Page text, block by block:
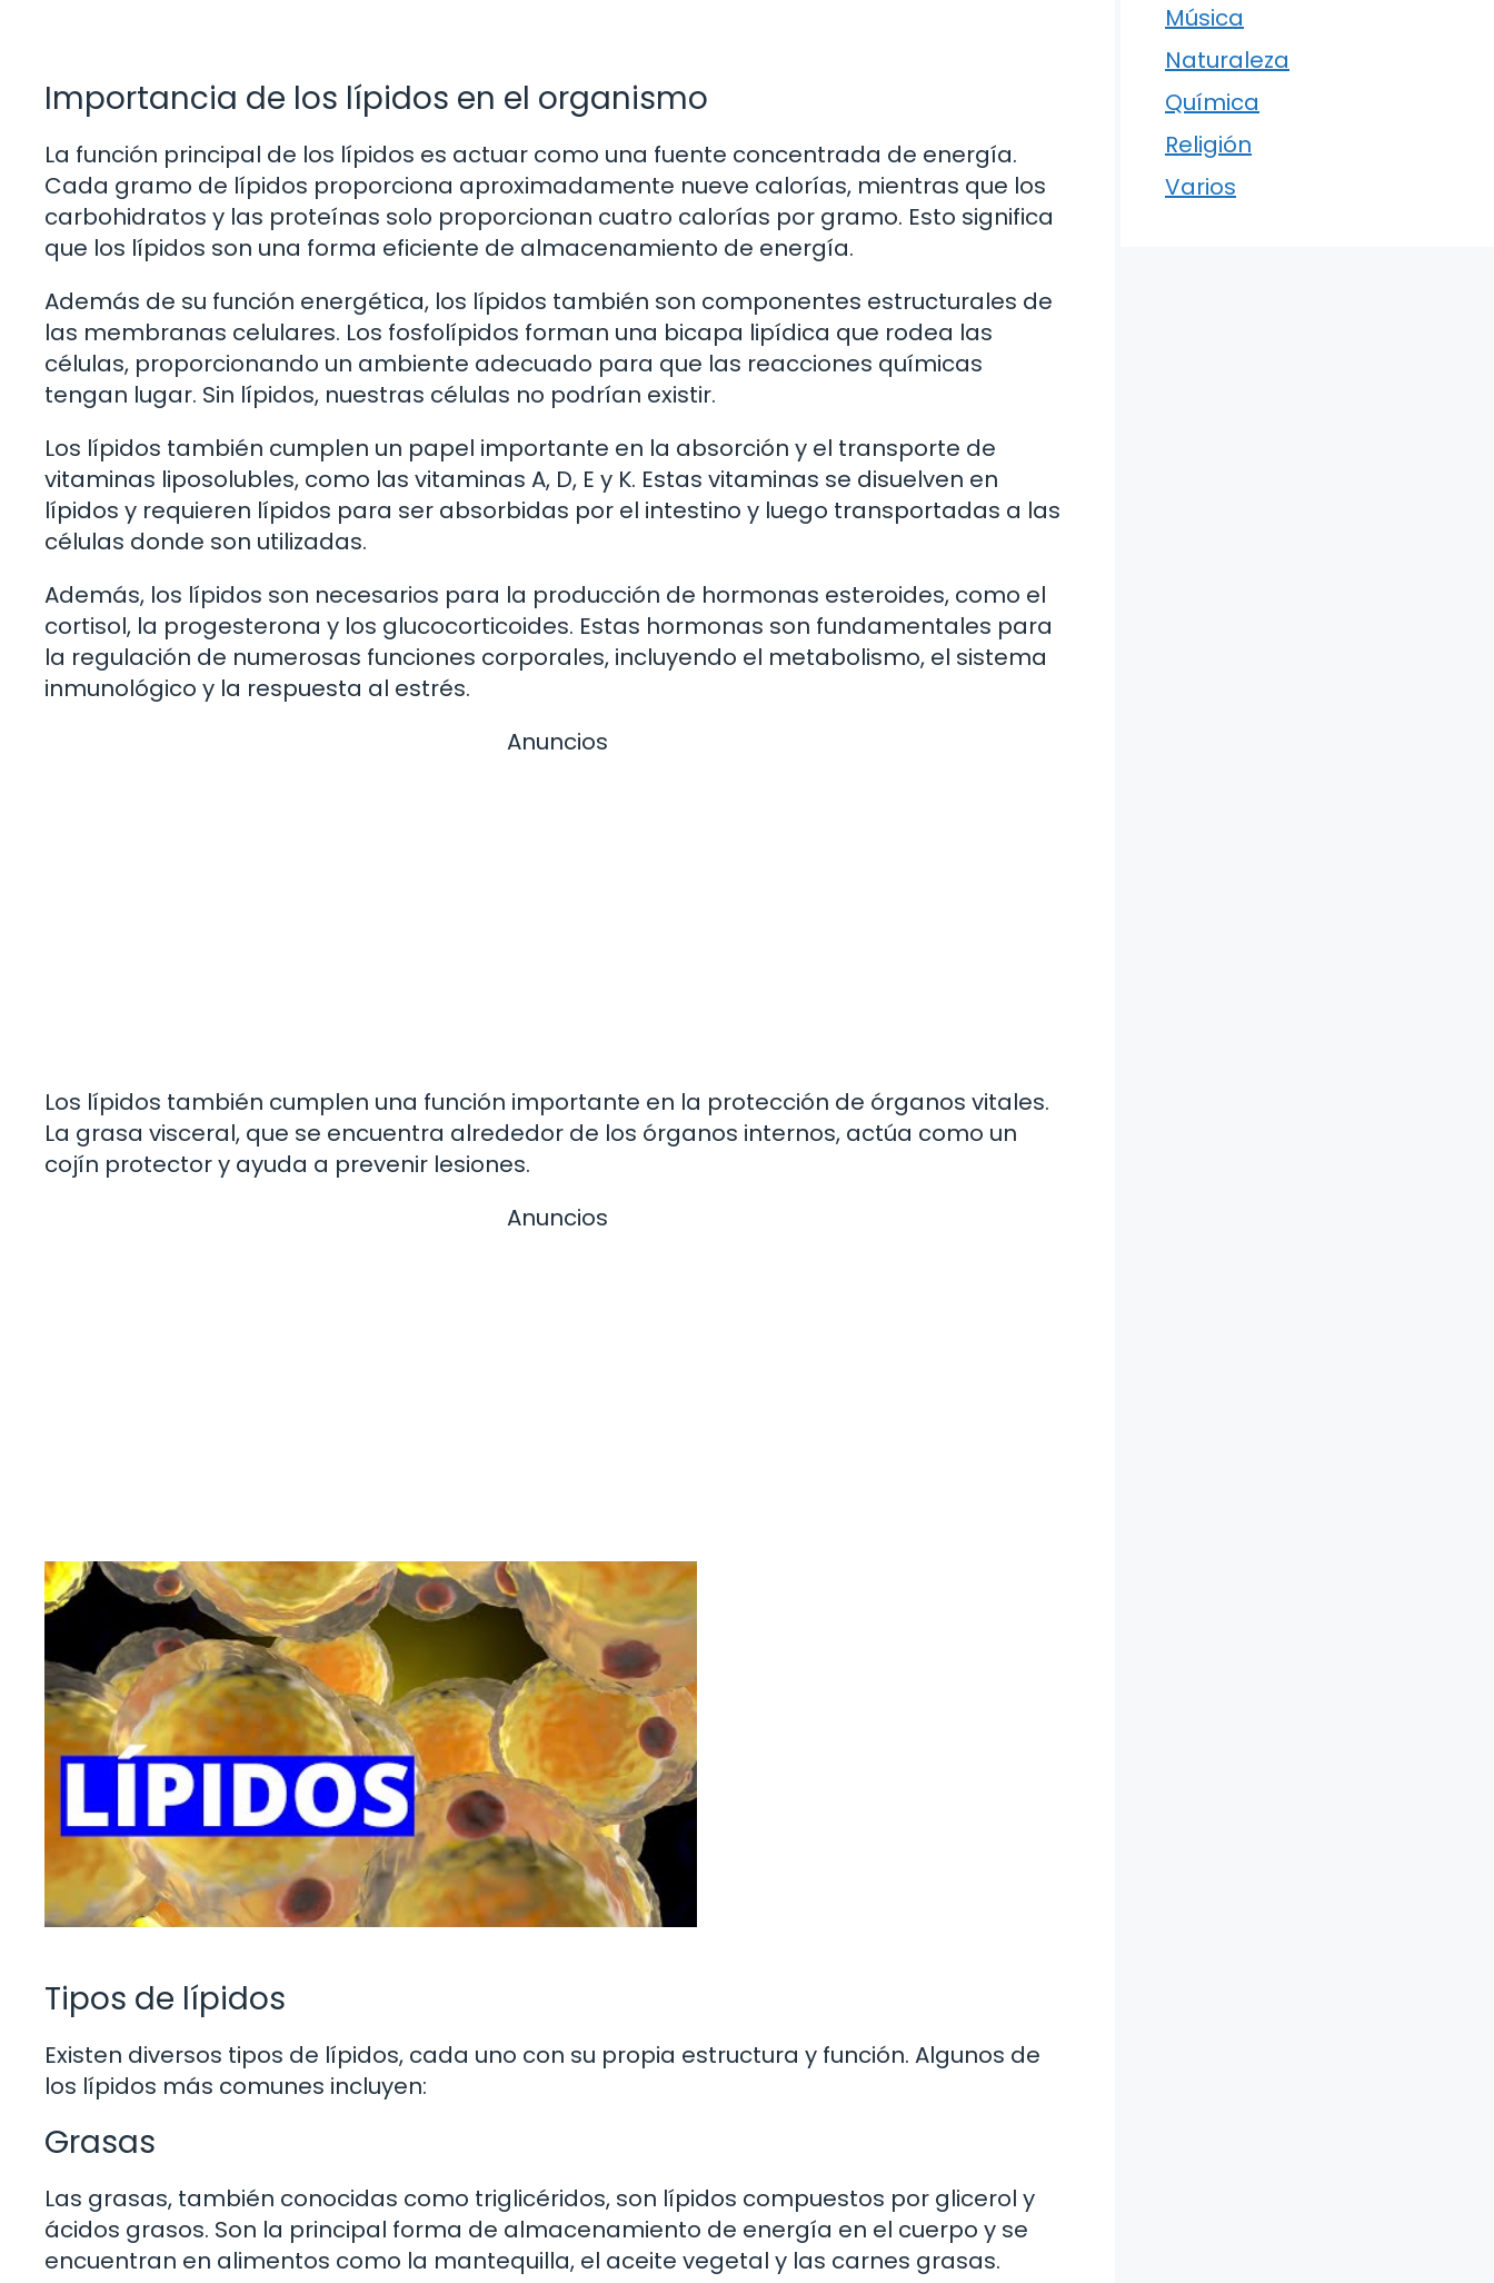
Importancia de los lípidos en el organismo
La función principal de los lípidos es actuar como una fuente concentrada de energía.
Cada gramo de lípidos proporciona aproximadamente nueve calorías, mientras que los
carbohidratos y las proteínas solo proporcionan cuatro calorías por gramo. Esto significa
que los lípidos son una forma eficiente de almacenamiento de energía.
Además de su función energética, los lípidos también son componentes estructurales de
las membranas celulares. Los fosfolípidos forman una bicapa lipídica que rodea las
células, proporcionando un ambiente adecuado para que las reacciones químicas
tengan lugar. Sin lípidos, nuestras células no podrían existir.
Los lípidos también cumplen un papel importante en la absorción y el transporte de
vitaminas liposolubles, como las vitaminas A, D, E y K. Estas vitaminas se disuelven en
lípidos y requieren lípidos para ser absorbidas por el intestino y luego transportadas a las
células donde son utilizadas.
Además, los lípidos son necesarios para la producción de hormonas esteroides, como el
cortisol, la progesterona y los glucocorticoides. Estas hormonas son fundamentales para
la regulación de numerosas funciones corporales, incluyendo el metabolismo, el sistema
inmunológico y la respuesta al estrés.
Anuncios
Los lípidos también cumplen una función importante en la protección de órganos vitales.
La grasa visceral, que se encuentra alrededor de los órganos internos, actúa como un
cojín protector y ayuda a prevenir lesiones.
Anuncios
Tipos de lípidos
Existen diversos tipos de lípidos, cada uno con su propia estructura y función. Algunos de
los lípidos más comunes incluyen:
Grasas
Las grasas, también conocidas como triglicéridos, son lípidos compuestos por glicerol y
ácidos grasos. Son la principal forma de almacenamiento de energía en el cuerpo y se
encuentran en alimentos como la mantequilla, el aceite vegetal y las carnes grasas.
Música
Naturaleza
Química
Religión
Varios